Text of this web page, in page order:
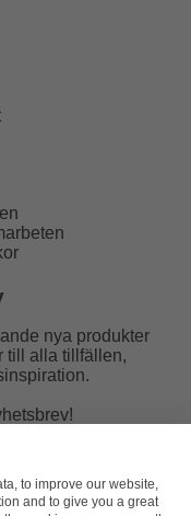
nya produkter
till alla tillfällen,
to improve our website,
and to give you a great